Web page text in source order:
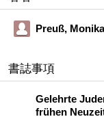
Preuß, Monika
書誌事項
Gelehrte
frühen